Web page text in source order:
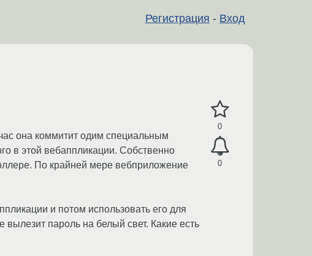
Регистрация - Вход
0
0
она коммитит одим специальным
в этой вебаппликации. Собственно
По крайней мере вебприложение
и потом использовать его для
вылезит пароль на белый свет. Какие есть